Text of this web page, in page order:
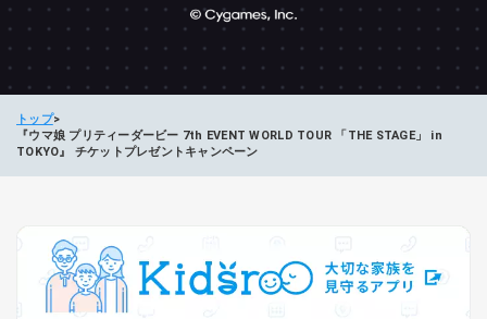
トップ
『ウマ娘 プリティーダービー 7th EVENT WORLD TOUR 「THE STAGE」 in
TOKYO』 チケットプレゼントキャンペーン